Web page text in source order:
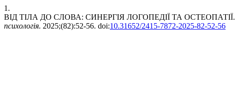
1.
ВІД ТІЛА ДО СЛОВА: СИНЕРГІЯ ЛОГОПЕДІЇ ТА ОСТЕОПАТІЇ.
психологія. 2025;(82):52-56. doi:10.31652/2415-7872-2025-82-52-56